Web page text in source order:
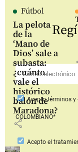
Fútbol
La pelota
de la
‘Mano de
Dios’ sale a
subasta:
¿cuánto
vale el
histórico
balón de
Maradona?
share
Aceptotérminos y
COLOMBIANO*
Acepto el